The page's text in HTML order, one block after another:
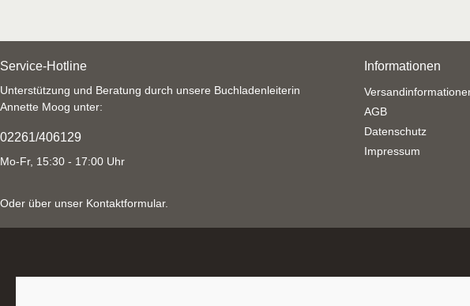
Service-Hotline
Unterstützung und Beratung durch unsere Buchladenleiterin
Annette Moog unter:
02261/406129
Mo-Fr, 15:30 - 17:00 Uhr
Oder über unser Kontaktformular.
Informationen
AGB
Datenschutz
Impressum